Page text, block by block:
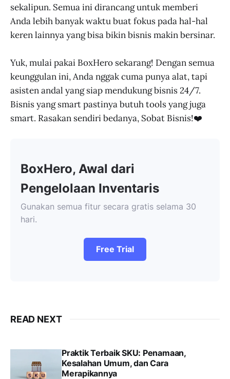
sekalipun. Semua ini dirancang untuk memberi
Anda lebih banyak waktu buat fokus pada hal-hal
keren lainnya yang bisa bikin bisnis makin bersinar.
Yuk, mulai pakai BoxHero sekarang! Dengan semua
keunggulan ini, Anda nggak cuma punya alat, tapi
asisten andal yang siap mendukung bisnis 24/7.
Bisnis yang smart pastinya butuh tools yang juga
smart. Rasakan sendiri bedanya, Sobat Bisnis!❤️
BoxHero, Awal dari
Pengelolaan Inventaris
Gunakan semua fitur secara gratis selama 30
hari.
Free Trial
READ NEXT
Praktik Terbaik SKU: Penamaan,
Kesalahan Umum, dan Cara
Merapikannya